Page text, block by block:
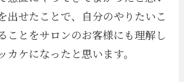
出せたことで、自分のやりたいこ
ことをサロンのお客様にも理解し
カケになったと思います。